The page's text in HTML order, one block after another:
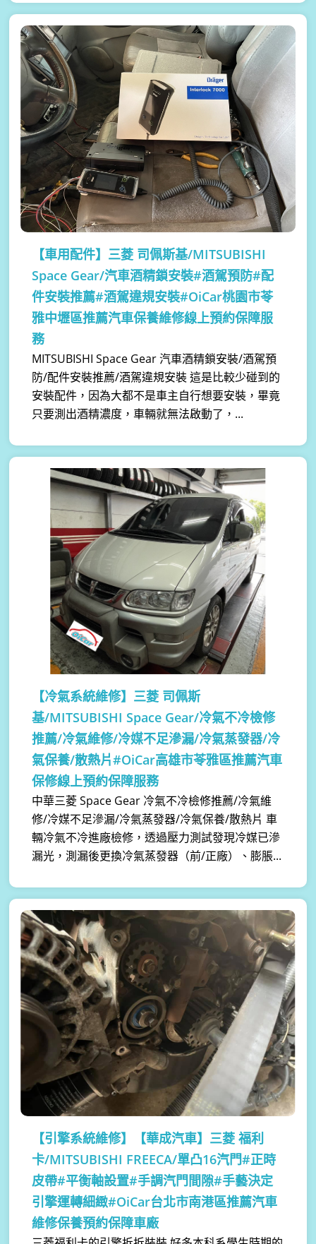
【車用配件】 三菱 司佩斯基/MITSUBISHI
Space Gear/汽車酒精鎖安裝#酒駕預防#配
件安裝推薦#酒駕違規安裝#OiCar桃園市苓
雅中壢區推薦汽車保養維修線上預約保障服
務
MITSUBISHI Space Gear 汽車酒精鎖安裝/酒駕預
防/配件安裝推薦/酒駕違規安裝 這是比較少碰到的
安裝配件，因為大都不是車主自行想要安裝，畢竟
只要測出酒精濃度，車輛就無法啟動了，...
【冷氣系統維修】 三菱 司佩斯
基/MITSUBISHI Space Gear/冷氣不冷檢修
推薦/冷氣維修/冷媒不足滲漏/冷氣蒸發器/冷
氣保養/散熱片#OiCar高雄市苓雅區推薦汽車
保修線上預約保障服務
中華三菱 Space Gear 冷氣不冷檢修推薦/冷氣維
修/冷媒不足滲漏/冷氣蒸發器/冷氣保養/散熱片 車
輛冷氣不冷進廠檢修，透過壓力測試發現冷媒已滲
漏光，測漏後更換冷氣蒸發器（前/正廠）、膨脹...
【引擎系統維修】
【華成汽車】三菱 福利
卡/MITSUBISHI FREECA/單凸16汽門#正時
皮帶#平衡軸設置#手調汽門間隙#手藝決定
引擎運轉細緻#OiCar台北市南港區推薦汽車
維修保養預約保障車廠